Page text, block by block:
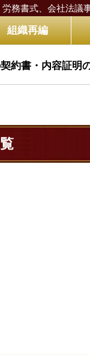
務書式、 会社法議
組織再編
約書・内容証明